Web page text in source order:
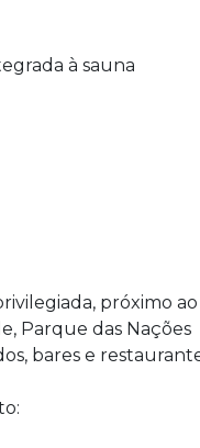
à sauna
próximo ao
Parque das Nações
bares e